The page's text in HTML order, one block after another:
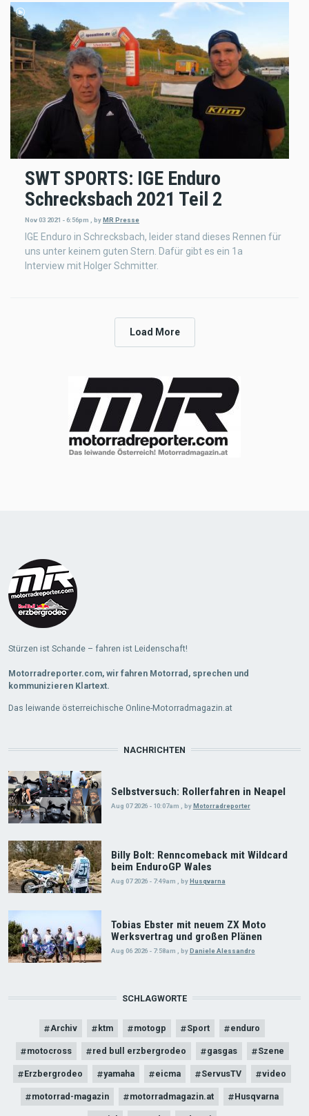
SWT SPORTS: IGE Enduro
Schrecksbach 2021 Teil 2
Nov 03 2021 - 6:56pm byMR Presse
IGE Enduro in Schrecksbach, leider stand dieses Rennen für
uns unter keinem guten Stern. Dafür gibt es ein 1a
Interview mit Holger Schmitter.
Load More
Stürzen ist Schande – fahren ist Leidenschaft!
Motorradreporter.com, wir fahren Motorrad, sprechen und
kommunizieren Klartext.
Das leiwande österreichische Online-Motorradmagazin.at
NACHRICHTEN
Selbstversuch: Rollerfahren in Neapel
Aug 07 2026 - 10:07am byMotorradreporter
Billy Bolt: Renncomeback mit Wildcard
beim EnduroGP Wales
Aug 07 2026 - 7:49am byHusqvarna
Tobias Ebster mit neuem ZX Moto
Werksvertrag und großen Plänen
Aug 06 2026 - 7:58am byDaniele Alessandro
SCHLAGWORTE
Archiv ktm motogp Sport enduro
motocross red bull erzbergrodeo gasgas Szene
Erzbergrodeo yamaha eicma ServusTV video
motorrad-magazin motorradmagazin.at Husqvarna